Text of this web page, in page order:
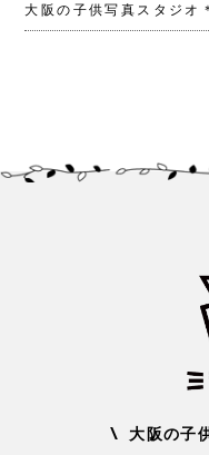
大阪の子供写真スタジオ
\ 大阪の子